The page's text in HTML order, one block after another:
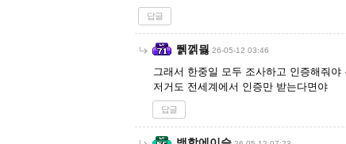
답글
뛝껡믫 26-05-12 03:46
그래서 한중일 모두 조사하고 인증해줘야
저거도 전세계에서 인증만 받는다면야
답글